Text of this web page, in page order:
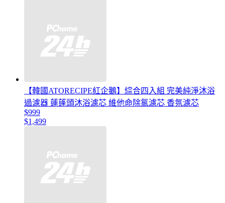
【韓國ATORECIPE紅企鵝】綜合四入組 完美純淨沐浴
過濾器 蓮蓬頭沐浴濾芯 維他命除氯濾芯 香氛濾芯
$999
$1,499